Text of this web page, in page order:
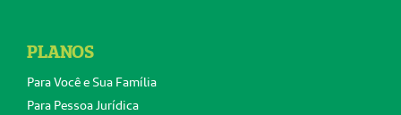
PLANOS
Para Você e Sua Família
Para Pessoa Jurídica